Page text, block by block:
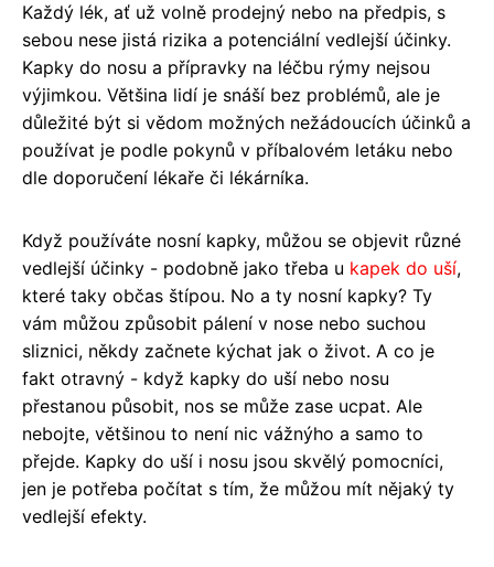
Každý lék, ať už volně prodejný nebo na předpis, s
sebou nese jistá rizika a potenciální vedlejší účinky.
Kapky do nosu a přípravky na léčbu rýmy nejsou
výjimkou. Většina lidí je snáší bez problémů, ale je
důležité být si vědom možných nežádoucích účinků a
používat je podle pokynů v příbalovém letáku nebo
dle doporučení lékaře či lékárníka.
Když používáte nosní kapky, můžou se objevit různé
vedlejší účinky - podobně jako třeba u kapek do uší,
které taky občas štípou. No a ty nosní kapky? Ty
vám můžou způsobit pálení v nose nebo suchou
sliznici, někdy začnete kýchat jak o život. A co je
fakt otravný - když kapky do uší nebo nosu
přestanou působit, nos se může zase ucpat. Ale
nebojte, většinou to není nic vážnýho a samo to
přejde. Kapky do uší i nosu jsou skvělý pomocníci,
jen je potřeba počítat s tím, že můžou mít nějaký ty
vedlejší efekty.